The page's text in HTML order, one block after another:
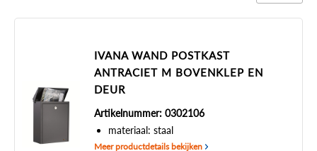
IVANA WAND POSTKAST
ANTRACIET M BOVENKLEP EN
DEUR
Artikelnummer: 0302106
materiaal: staal
Meer productdetails bekijken